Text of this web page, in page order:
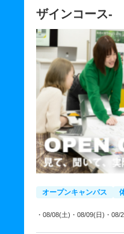
ザインコース-
オープンキャンパス
・08/08(土) ・08/09(日) ・08/